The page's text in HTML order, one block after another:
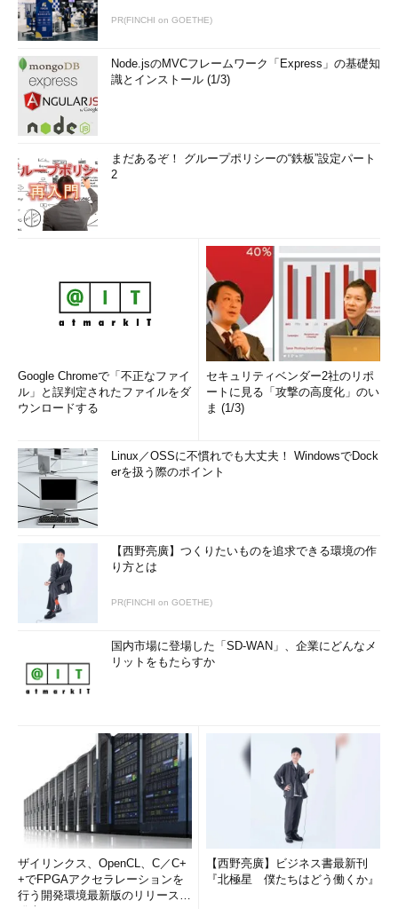
Massa POP Izumida
日本では数少ないx86プロセッサのアーキテクト。某米国半導
体メーカーで8bitと16bitの、日本のベンチャー企業でx86互換
プロセッサの設計に従事する。その後、出版社の半導体事業部
を経て、現在は某半導体メーカーでRISCプロセッサを中心とし
た開発を行っている。
「
PR(FINCHI on GOETHE)
Node.jsのMVCフレームワーク「Express」の基礎知
識とインストール (1/3)
まだあるぞ！ グループポリシーの“鉄板”設定パート
2
Google Chromeで「不正なファイ
ル」と誤判定されたファイルをダ
ウンロードする
セキュリティベンダー2社のリポ
ートに見る「攻撃の高度化」のい
ま (1/3)
Linux／OSSに不慣れでも大丈夫！ WindowsでDock
erを扱う際のポイント
【西野亮廣】つくりたいものを追求できる環境の作
り方とは
PR(FINCHI on GOETHE)
国内市場に登場した「SD-WAN」、企業にどんなメ
リットをもたらすか
ザイリンクス、OpenCL、C／C+
+でFPGAアクセラレーションを
行う開発環境最新版のリリースを
【西野亮廣】ビジネス書最新刊
『北極星 僕たちはどう働くか』